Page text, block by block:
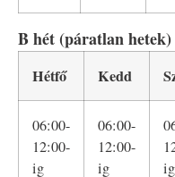
B hét (páratlan hetek)
Hétfő Kedd
06:00-
12:00-
ig
06:00-
12:00-
ig
ig